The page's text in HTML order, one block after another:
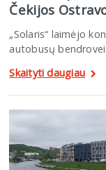
Čekijos
„Solaris“ laimėjo
autobusų bendrovei
Skaityti daugiau